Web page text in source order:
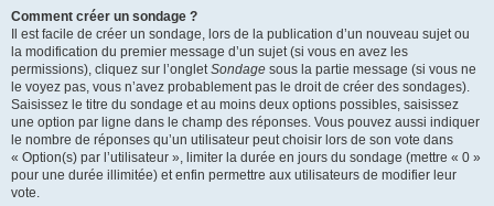
Comment créer un sondage ?
Il est facile de créer un sondage, lors de la publication d’un nouveau sujet ou
la modification du premier message d’un sujet (si vous en avez les
permissions), cliquez sur l’ongletSondage sous la partie message (si vous ne
le voyez pas, vous n’avez probablement pas le droit de créer des sondages).
Saisissez le titre du sondage et au moins deux options possibles, saisissez
une option par ligne dans le champ des réponses. Vous pouvez aussi indiquer
le nombre de réponses qu’un utilisateur peut choisir lors de son vote dans
« Option(s) par l’utilisateur », limiter la durée en jours du sondage (mettre « 0 »
pour une durée illimitée) et enfin permettre aux utilisateurs de modifier leur
vote.